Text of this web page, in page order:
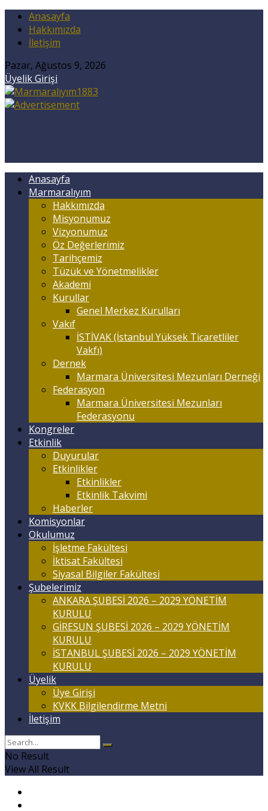
Anasayfa
Hakkımızda
İletişim
Pazar, Ağustos 9, 2026
Üyelik Girişi
Anasayfa
Marmaralıyım
Hakkımızda
Misyonumuz
Vizyonumuz
Öz Değerlerimiz
Tarihçemiz
Tüzük ve Yönetmelikler
Akademi
Kurullar
Genel Merkez Kurulları
Vakıf
İSTİVAK (İstanbul Yüksek Ticaretliler
Vakfı)
Dernek
Marmara Üniversitesi Mezunları Derneği
Federasyon
Marmara Üniversitesi Mezunları
Federasyonu
Kongreler
Etkinlik
Duyurular
Etkinlikler
Etkinlikler
Etkinlik Takvimi
Haberler
Komisyonlar
Okulumuz
İşletme Fakültesi
İktisat Fakültesi
Siyasal Bilgiler Fakültesi
Şubelerimiz
ANKARA ŞUBESİ 2026 – 2029 YÖNETİM
KURULU
GİRESUN ŞUBESİ 2026 – 2029 YÖNETİM
KURULU
İSTANBUL ŞUBESİ 2026 – 2029 YÖNETİM
KURULU
Üyelik
Üye Girişi
KVKK Bilgilendirme Metni
İletişim
No Result
View All Result